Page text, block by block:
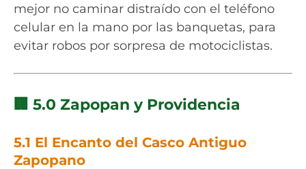
mejor no caminar distraído con el teléfono
celular en la mano por las banquetas, para
evitar robos por sorpresa de motociclistas.
🏢 5.0 Zapopan y Providencia
5.1 El Encanto del Casco Antiguo
Zapopano